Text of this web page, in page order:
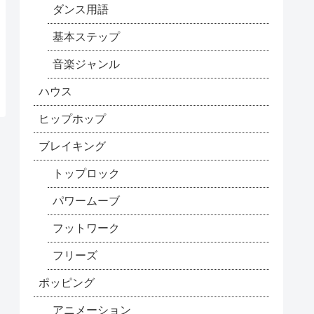
ダンス用語
基本ステップ
音楽ジャンル
ハウス
ヒップホップ
ブレイキング
トップロック
パワームーブ
フットワーク
フリーズ
ポッピング
アニメーション